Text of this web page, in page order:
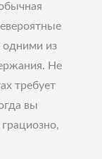
одними из
Не
требует
вы